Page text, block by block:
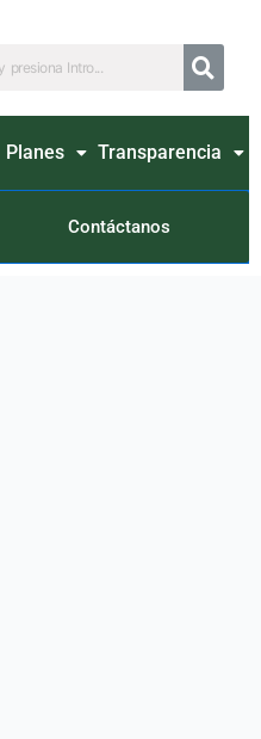
Planes Transparencia
Contáctanos